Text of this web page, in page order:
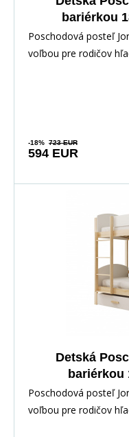
bariérkou
Poschodová posteľ
voľbou pre rodičov
-18% 723 EUR
594 EUR
Detská
bariérkou
Poschodová posteľ
voľbou pre rodičov